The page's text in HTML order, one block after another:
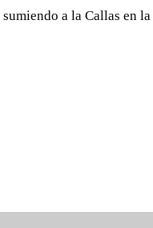
a la Callas en